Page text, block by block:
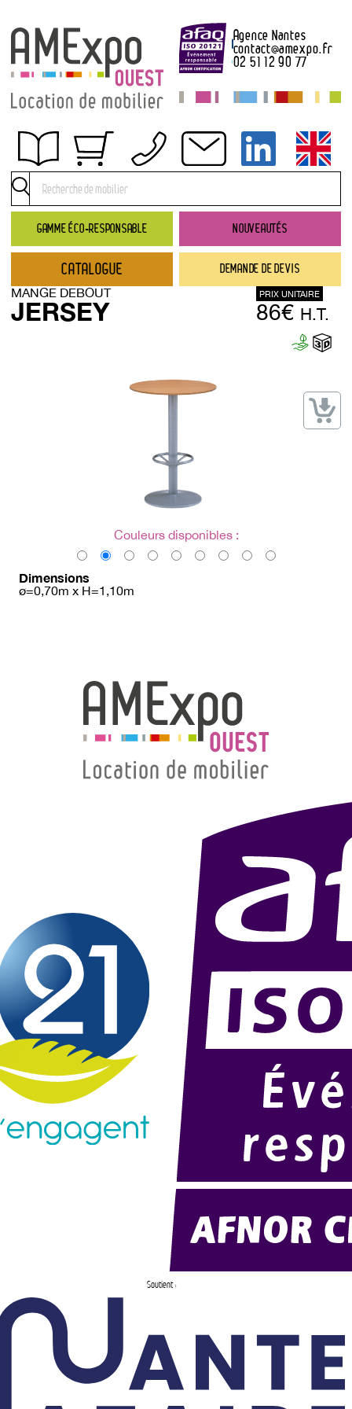
GAMME ÉCO-RESPONSABLE NOUVEAUTÉS
DEMANDE DE DEVIS
Agence Nantes
contact@amexpo.fr
02 51 12 90 77
Obtenir un devis
Conditions générales de location
Conditions de règlement
Contact
Catalogue
→ Nouveautés
→ Gamme éco-responsable
→ Noms / Références
CATALOGUE
MANGE DEBOUT
JERSEY
PRIX UNITAIRE
86€ H.T.
Couleurs disponibles :
Dimensions
ø=0,70m x H=1,10m
Soutient :